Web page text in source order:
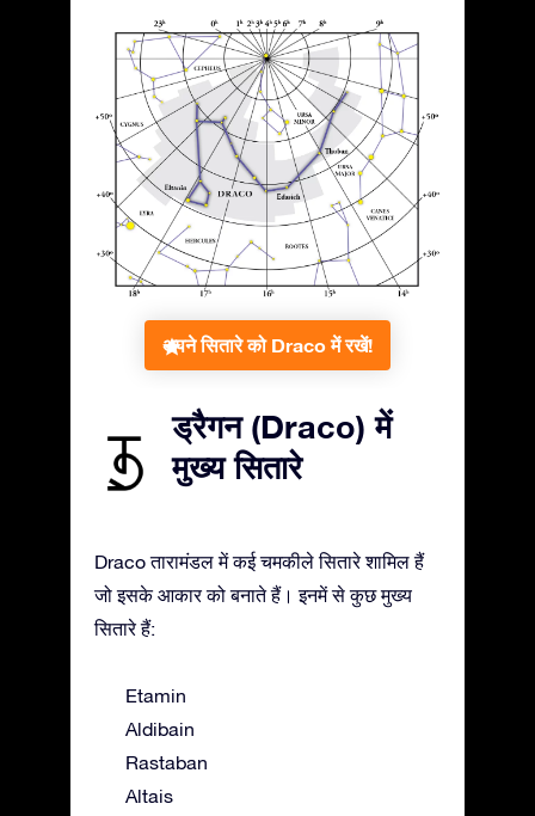
अपने सितारे को Draco में रखें!
ड्रैगन (Draco) में
मुख्य सितारे
Draco तारामंडल में कई चमकीले सितारे शामिल हैं
जो इसके आकार को बनाते हैं। इनमें से कुछ मुख्य
सितारे हैं:
Etamin
Aldibain
Rastaban
Altais